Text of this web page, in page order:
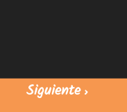
Siguiente >